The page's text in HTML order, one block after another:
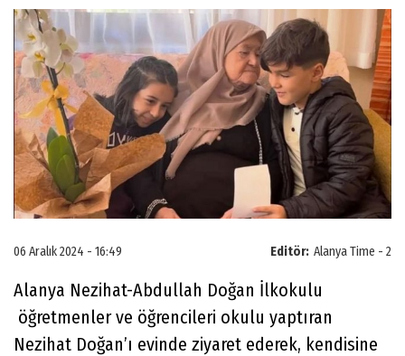
Editör: Alanya Time - 2
06 Aralık 2024 - 16:49
Alanya Nezihat-Abdullah Doğan İlkokulu
öğretmenler ve öğrencileri okulu yaptıran
Nezihat Doğan’ı evinde ziyaret ederek, kendisine